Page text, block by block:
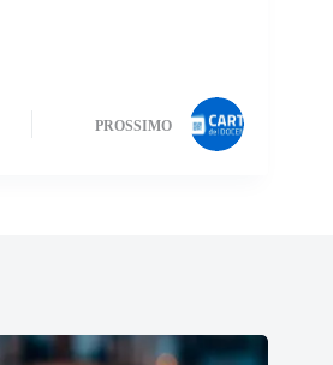
PROSSIMO